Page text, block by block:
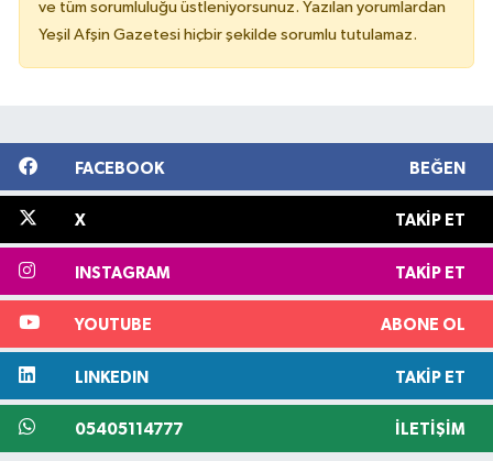
ve tüm sorumluluğu üstleniyorsunuz. Yazılan yorumlardan
Yeşil Afşin Gazetesi hiçbir şekilde sorumlu tutulamaz.
FACEBOOK BEĞEN
X TAKIP ET
INSTAGRAM TAKIP ET
YOUTUBE ABONE OL
LINKEDIN TAKIP ET
05405114777 İLETIŞIM